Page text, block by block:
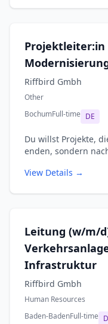
Riffbird Gmbh
Other
BochumFull-time DE
Du willst Projekte,
enden, sondern
View Details →
Leitung (w/m/
Infrastruktur
Riffbird Gmbh
Human Resources
Baden-BadenFull-time